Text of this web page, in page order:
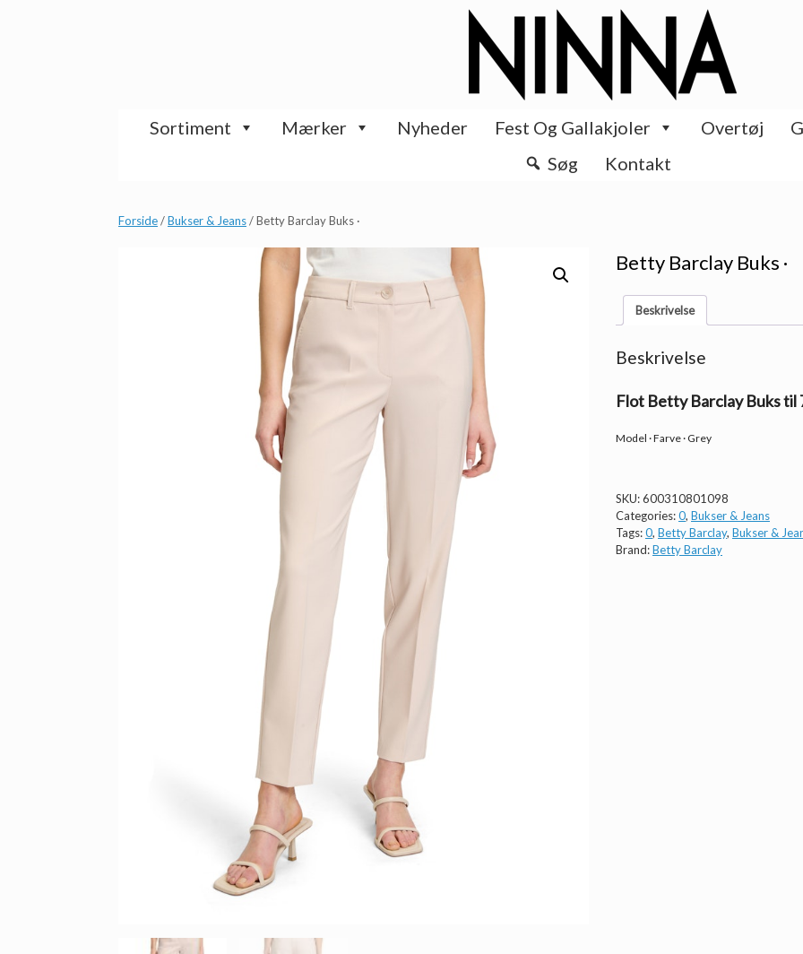
Sortiment Mærker Nyheder Fest Og Gallakjoler Overtøj
Søg
Kontakt
Forside/Bukser & Jeans/ Betty Barclay Buks ·
Betty Barclay Buks ·
Beskrivelse
Beskrivelse
Flot Betty Barclay Buks til
Model · Farve · Grey
SKU:600310801098
Categories:0, Bukser & Jeans
Tags:0, Betty Barclay, Bukser &
Brand:Betty Barclay